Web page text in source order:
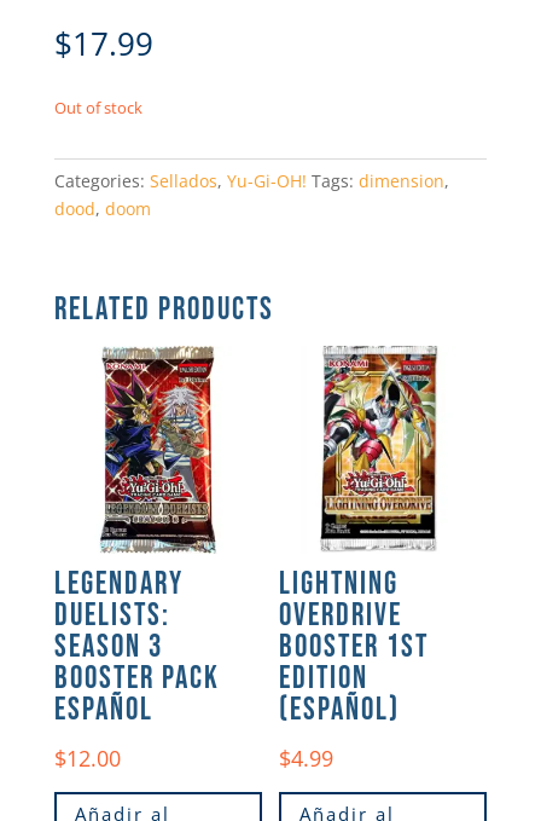
$17.99
Out of stock
Categories: Sellados, Yu-Gi-OH! Tags: dimension,
dood, doom
RELATED PRODUCTS
LEGENDARY
DUELISTS:
SEASON 3
BOOSTER PACK
ESPAÑOL
$12.00
Añadir al
LIGHTNING
OVERDRIVE
BOOSTER 1ST
EDITION
(ESPAÑOL)
$4.99
Añadir al